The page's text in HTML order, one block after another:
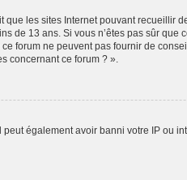
les sites Internet pouvant recueillir
de 13 ans. Si vous n’êtes pas sûr
forum ne peuvent pas fournir de
concernant ce forum ? ».
également avoir banni votre IP ou